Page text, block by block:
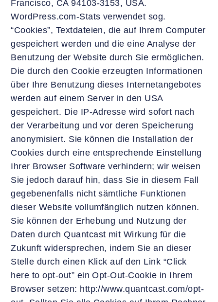
Francisco, CA 94103-3153, USA.
WordPress.com-Stats verwendet sog.
“Cookies”, Textdateien, die auf Ihrem Computer
gespeichert werden und die eine Analyse der
Benutzung der Website durch Sie ermöglichen.
Die durch den Cookie erzeugten Informationen
über Ihre Benutzung dieses Internetangebotes
werden auf einem Server in den USA
gespeichert. Die IP-Adresse wird sofort nach
der Verarbeitung und vor deren Speicherung
anonymisiert. Sie können die Installation der
Cookies durch eine entsprechende Einstellung
Ihrer Browser Software verhindern; wir weisen
Sie jedoch darauf hin, dass Sie in diesem Fall
gegebenenfalls nicht sämtliche Funktionen
dieser Website vollumfänglich nutzen können.
Sie können der Erhebung und Nutzung der
Daten durch Quantcast mit Wirkung für die
Zukunft widersprechen, indem Sie an dieser
Stelle durch einen Klick auf den Link “Click
here to opt-out” ein Opt-Out-Cookie in Ihrem
Browser setzen: http://www.quantcast.com/opt-